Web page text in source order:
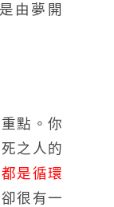
由夢開
點。你
之人的
是循環
很有一